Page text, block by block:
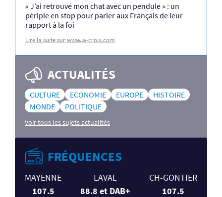
« J’ai retrouvé mon chat avec un pendule » : un
périple en stop pour parler aux Français de leur
rapport à la foi
Lire la suite sur www.la-croix.com
ACTUALITÉS
CULTURE ECONOMIE EUROPE
HISTOIRE
MONDE
POLITIQUE
Voir tous les sujets actualités
FRÉQUENCES
MAYENNE
107.5
LAVAL
88.8 et DAB+
CH-GONTIER
107.5